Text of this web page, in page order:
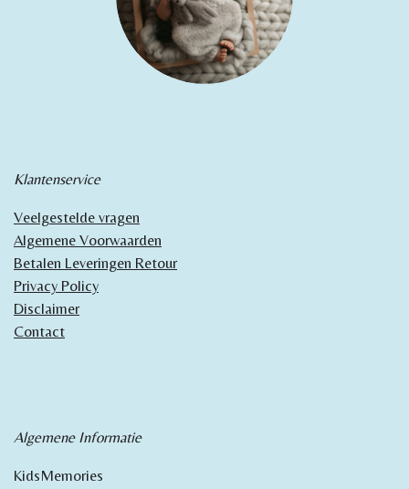
Klantenservice
Veelgestelde vragen
Algemene Voorwaarden
Betalen Leveringen Retour
Privacy Policy
Disclaimer
Contact
Algemene Informatie
KidsMemories